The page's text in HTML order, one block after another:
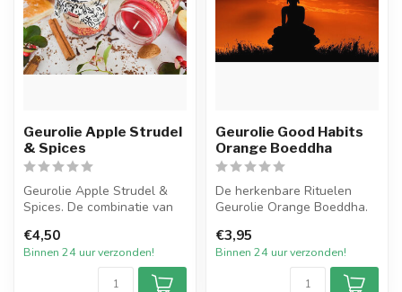
Geurolie Apple Strudel
& Spices
Geurolie Apple Strudel &
Spices. De combinatie van
geurenmi...
€4,50
Binnen 24 uur verzonden!
Geurolie Good Habits
Orange Boeddha
De herkenbare Rituelen
Geurolie Orange Boeddha.
frisse...
€3,95
Binnen 24 uur verzonden!